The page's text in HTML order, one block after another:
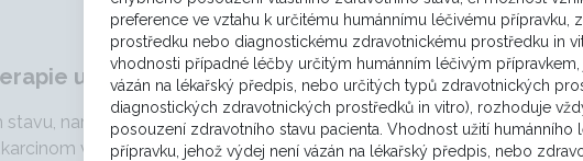
u meta jater?
nar. 1945, po ablaci pravého prsu a
v r.1994, pT1pN1M0, G2, ER 100%,
Onkolog,
Volba
Mladá nemocná
prsu, palpačně
preference ve vztahu k určitému humánnímu léčivému přípravku,
prostředku nebo diagnostickému zdravotnickému prostředku in
vhodnosti případné léčby určitým humánním léčivým
vázán na lékařský předpis, nebo určitých typů zdravotnických
diagnostických zdravotnických prostředků in vitro), rozhoduje
posouzení zdravotního stavu pacienta. Vhodnost užití humánního
přípravku, jehož výdej není vázán na lékařský předpis, nebo